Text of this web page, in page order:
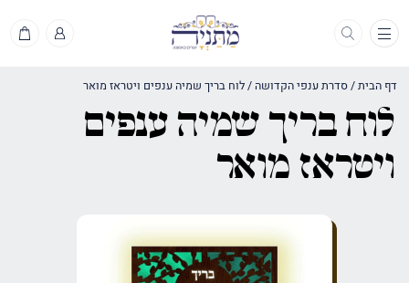
תפריט
דף הבית/סדרת ענפי הקדושה /לוח בריך שמיה ענפים ויטראז מואר
לוח בריך שמיה ענפים
ויטראז מואר